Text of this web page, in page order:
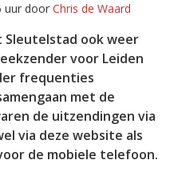
uur door Chris de Waard
Sleutelstad ook weer
voor Leiden
frequenties
met de
de uitzendingen via
via deze website als
de mobiele telefoon.